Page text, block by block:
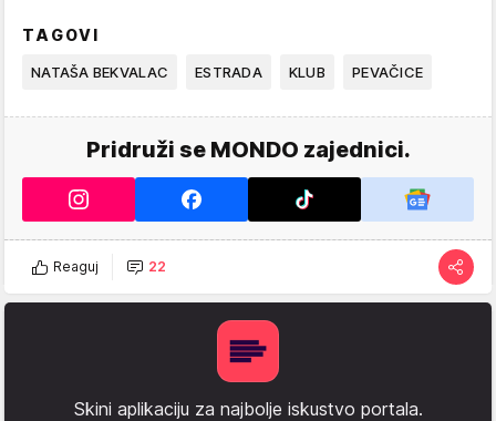
TAGOVI
NATAŠA BEKVALAC ESTRADA KLUB PEVAČICE
Pridruži se MONDO zajednici.
Reaguj 22
Skini aplikaciju za najbolje iskustvo portala.